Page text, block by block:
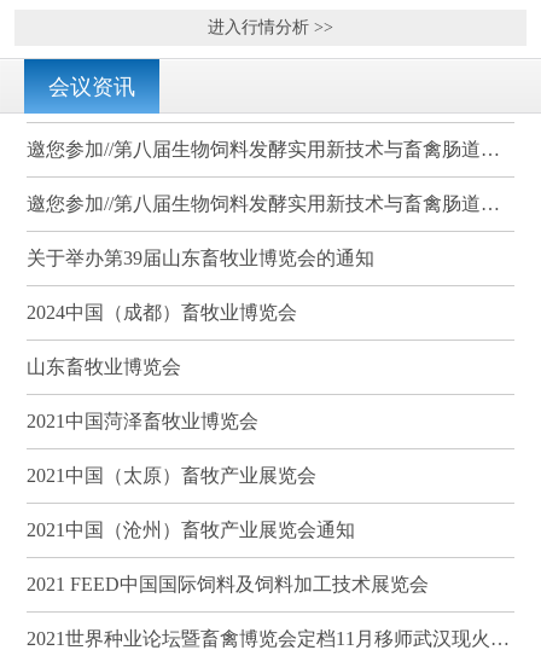
进入行情分析 >>
会议资讯
邀您参加//第八届生物饲料发酵实用新技术与畜禽肠道健康、营养科学研讨会（武汉）
邀您参加//第八届生物饲料发酵实用新技术与畜禽肠道健康、营养科学研讨会（武汉）
关于举办第39届山东畜牧业博览会的通知
2024中国（成都）畜牧业博览会
山东畜牧业博览会
2021中国菏泽畜牧业博览会
2021中国（太原）畜牧产业展览会
2021中国（沧州）畜牧产业展览会通知
2021 FEED中国国际饲料及饲料加工技术展览会
2021世界种业论坛暨畜禽博览会定档11月移师武汉现火热招商